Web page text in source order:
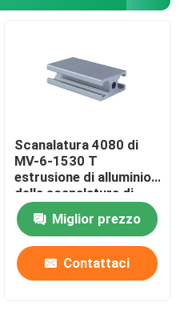
Scanalatura 4080 di
MV-6-1530 T
estrusione di alluminio
della scanalatura di
6063 T
Miglior prezzo
Contattaci